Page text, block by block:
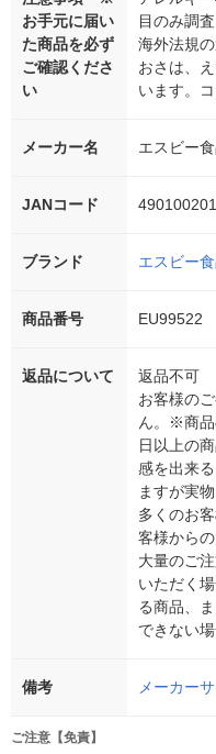
お手元に届い
た商品を必ず
ご確認くださ
い
目のみ調
海外法規
おさは、
います。
メーカー名 エスビー
JANコード
ブランド エスビー
商品番号 EU99522
返品について
返品不可
お客様の
ん。※商品
日以上の
感を出来
ますが実
多くのお
客様から
大量のご
いただく
る商品、
できない
備考 メーカー
ご注意【免責】